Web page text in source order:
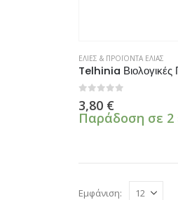
ΕΛΙΕΣ & ΠΡΟΪΟΝΤΑ ΕΛΙΑΣ
Telhinia Βιολογικές
3,80 €
Παράδοση σε 2
Εμφάνιση: